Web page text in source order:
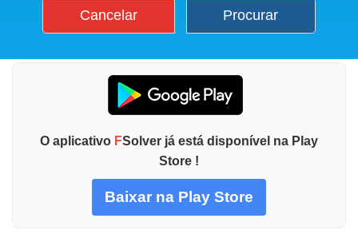
Cancelar Procurar
O aplicativo FSolver já está disponível na Play
Store !
Baixar na Play Store